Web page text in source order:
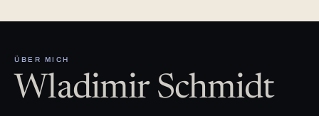
ÜBER MICH
Wladimir Schmidt